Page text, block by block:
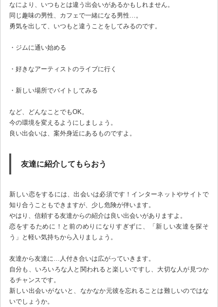
なにより、いつもとは違う出会いがあるかもしれません。
同じ趣味の男性、カフェで一緒になる男性…。
勇気を出して、いつもと違うことをしてみるのです。
・ジムに通い始める
・好きなアーティストのライブに行く
・新しい場所でバイトしてみる
など、どんなことでもOK。
今の環境を変えるようにしましょう。
良い出会いは、案外身近にあるものですよ。
友達に紹介してもらおう
新しい恋をするには、出会いは必須です！インターネットやサイトで
知り合うこともできますが、少し危険が伴います。
やはり、信頼する友達からの紹介は良い出会いがありますよ。
恋をするために！と前のめりになりすぎずに、「新しい友達を探そ
う」と軽い気持ちから入りましょう。
友達から友達に…人付き合いは広がっていきます。
自分も、いろいろな人と関われると楽しいですし、大切な人が見つか
るチャンスです。
新しい出会いがないと、なかなか元彼を忘れることは難しいのではな
いでしょうか。